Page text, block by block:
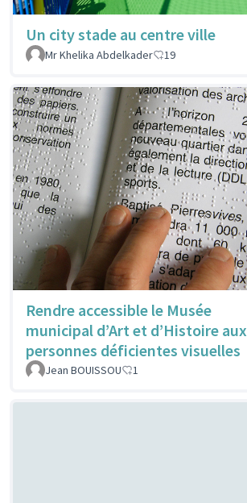
Un city stade au centre ville
Mr Khelika Abdelkader
19
Rendre accessible le Musée
municipal d’Art et d’Histoire aux
personnes déficientes visuelles
Jean BOUISSOU 1